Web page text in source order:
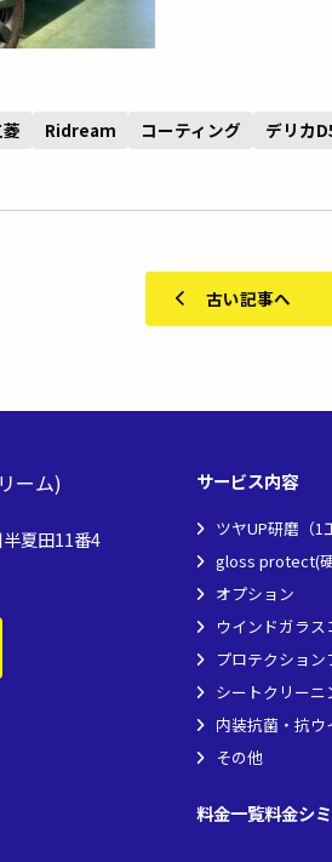
Ridream コーティング デリカ
古い記事へ
ーム)
夏田11番4
サービス内容
ツヤUP研磨（1
gloss protect(硬
オプション
ウインドガラス
プロテクション
シートクリーニ
内装抗菌・抗ウ
その他
料金一覧料金シ